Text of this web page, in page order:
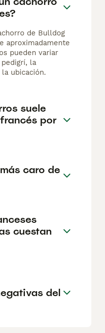
de Bulldog
aproximadamente
pueden variar
la
ubicación.
suele
por
caro de
cuestan
del